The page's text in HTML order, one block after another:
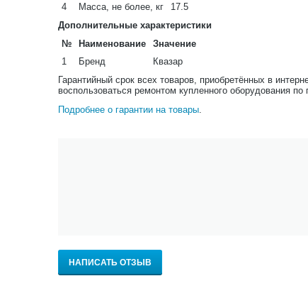
4
Масса, не более, кг
17.5
Дополнительные характеристики
№
Наименование
Значение
1
Бренд
Квазар
Гарантийный срок всех товаров, приобретённых в
воспользоваться ремонтом купленного оборудования
Подробнее о гарантии на товары
НАПИСАТЬ ОТЗЫВ